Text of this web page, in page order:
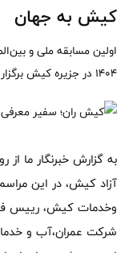
کیش به جهان
اولین مسابقه ملی و
۱۴۰۴ در جزیره کیش برگزار می شود.
به گزارش خبرنگار ما از
آزاد کیش، در این
وخدمات کیش، رییس
شرکت عمران،آب و